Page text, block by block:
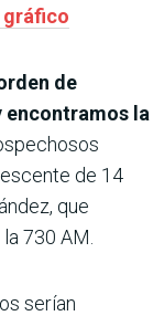
gráfico
de
encontramos la
de 14
que
730 AM.
serían